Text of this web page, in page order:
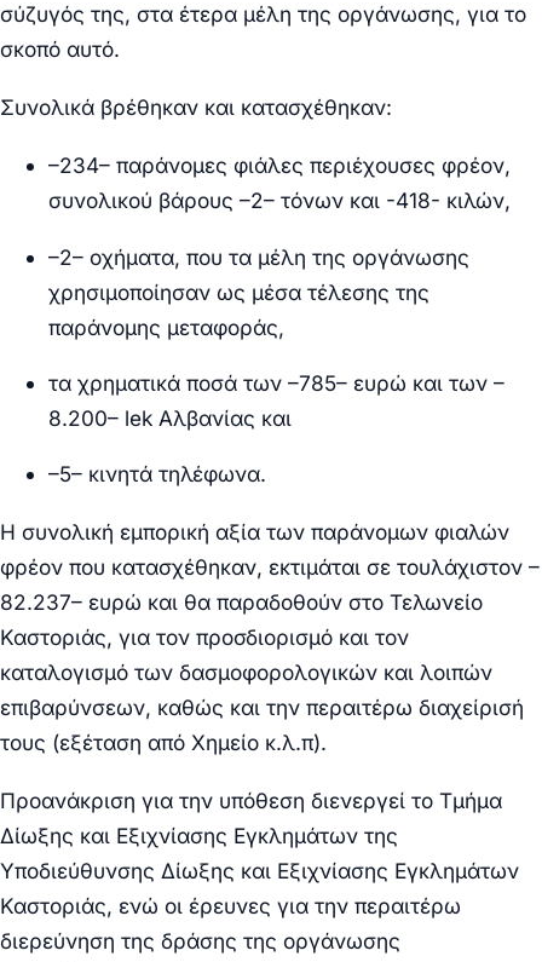
σύζυγός της, στα έτερα μέλη της οργάνωσης, για το
σκοπό αυτό.
Συνολικά βρέθηκαν και κατασχέθηκαν:
–234– παράνομες φιάλες περιέχουσες φρέον,
συνολικού βάρους –2– τόνων και -418- κιλών,
–2– οχήματα, που τα μέλη της οργάνωσης
χρησιμοποίησαν ως μέσα τέλεσης της
παράνομης μεταφοράς,
τα χρηματικά ποσά των –785– ευρώ και των –
8.200– lek Αλβανίας και
–5– κινητά τηλέφωνα.
Η συνολική εμπορική αξία των παράνομων φιαλών
φρέον που κατασχέθηκαν, εκτιμάται σε τουλάχιστον –
82.237– ευρώ και θα παραδοθούν στο Τελωνείο
Καστοριάς, για τον προσδιορισμό και τον
καταλογισμό των δασμοφορολογικών και λοιπών
επιβαρύνσεων, καθώς και την περαιτέρω διαχείρισή
τους (εξέταση από Χημείο κ.λ.π).
Προανάκριση για την υπόθεση διενεργεί το Τμήμα
Δίωξης και Εξιχνίασης Εγκλημάτων της
Υποδιεύθυνσης Δίωξης και Εξιχνίασης Εγκλημάτων
Καστοριάς, ενώ οι έρευνες για την περαιτέρω
διερεύνηση της δράσης της οργάνωσης